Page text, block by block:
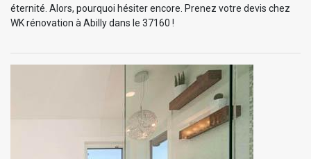
éternité. Alors, pourquoi hésiter encore. Prenez votre devis chez
WK rénovation à Abilly dans le 37160 !